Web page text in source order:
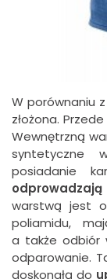
W porównaniu
złożona.
Wewnętrzną
syntetyczne
posiadanie
warstwą jest
poliamidu,
a także odbiór
odparowanie.
doskonałą do